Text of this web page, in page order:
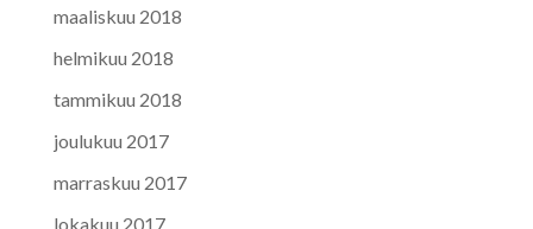
maaliskuu 2018
helmikuu 2018
tammikuu 2018
joulukuu 2017
marraskuu 2017
lokakuu 2017